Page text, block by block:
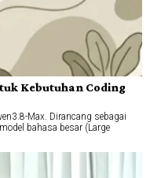
Kebutuhan Coding
Max. Dirancang sebagai
bahasa besar (Large